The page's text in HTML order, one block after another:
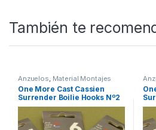
También te
Anzuelos Material Montajes
One More Cast Cassien
Surrender Boilie Hooks Nº2